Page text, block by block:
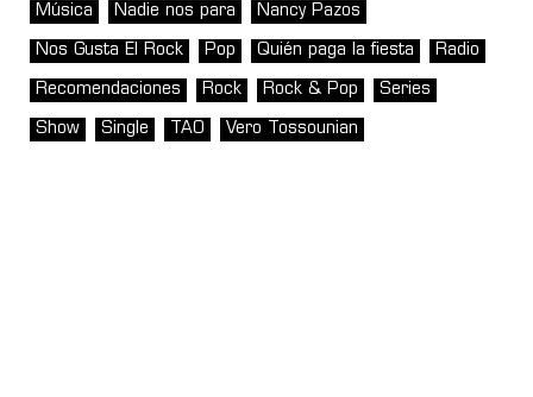
Música Nadie nos para Nancy Pazos
Nos Gusta El Rock Pop Quién paga la fiesta Radio
Recomendaciones Rock Rock & Pop Series
Show Single TAO Vero Tossounian